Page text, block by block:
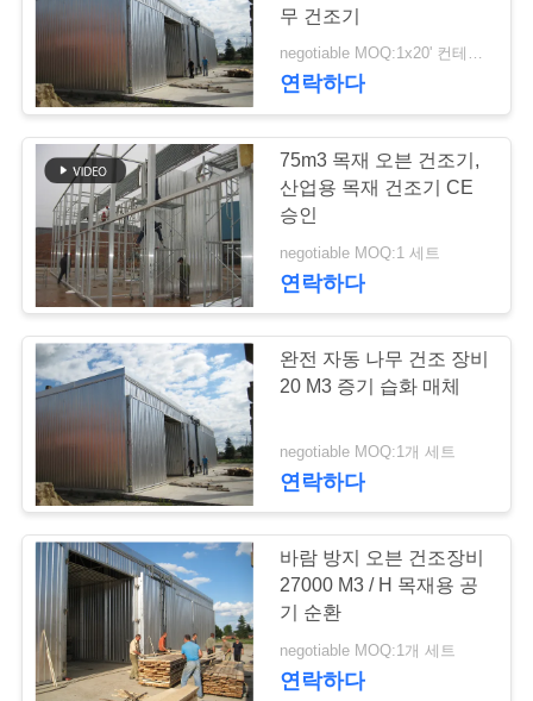
우
맵
PRIVACY
POLICY
무 건조기
negotiable MOQ:1x20' 컨테이너
연락하다
75m3 목재 오븐 건조기,
산업용 목재 건조기 CE
승인
negotiable MOQ:1 세트
연락하다
완전 자동 나무 건조 장비
20 M3 증기 습화 매체
negotiable MOQ:1개 세트
연락하다
바람 방지 오븐 건조장비
27000 M3 / H 목재용 공
기 순환
negotiable MOQ:1개 세트
연락하다